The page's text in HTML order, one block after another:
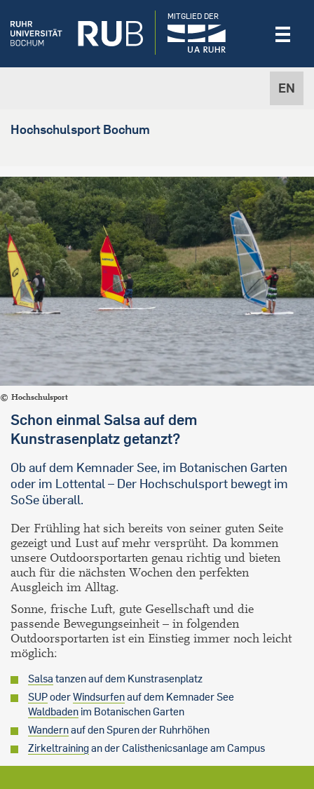
EN
MITGLIED DER
Hochschulsport Bochum
Hochschulsport
Schon einmal Salsa auf dem
Kunstrasenplatz getanzt?
Ob auf dem Kemnader See, im Botanischen Garten
oder im Lottental – Der Hochschulsport bewegt im
SoSe überall.
Der Frühling hat sich bereits von seiner guten Seite
gezeigt und Lust auf mehr versprüht. Da kommen
unsere Outdoorsportarten genau richtig und bieten
auch für die nächsten Wochen den perfekten
Ausgleich im Alltag.
Sonne, frische Luft, gute Gesellschaft und die
passende Bewegungseinheit – in folgenden
Outdoorsportarten ist ein Einstieg immer noch leicht
möglich:
Salsa tanzen auf dem Kunstrasenplatz
SUPoderWindsurfenauf dem Kemnader See
Waldbaden im Botanischen Garten
Wandernauf den Spuren der Ruhrhöhen
Zirkeltrainingan der Calisthenicsanlage am Campus